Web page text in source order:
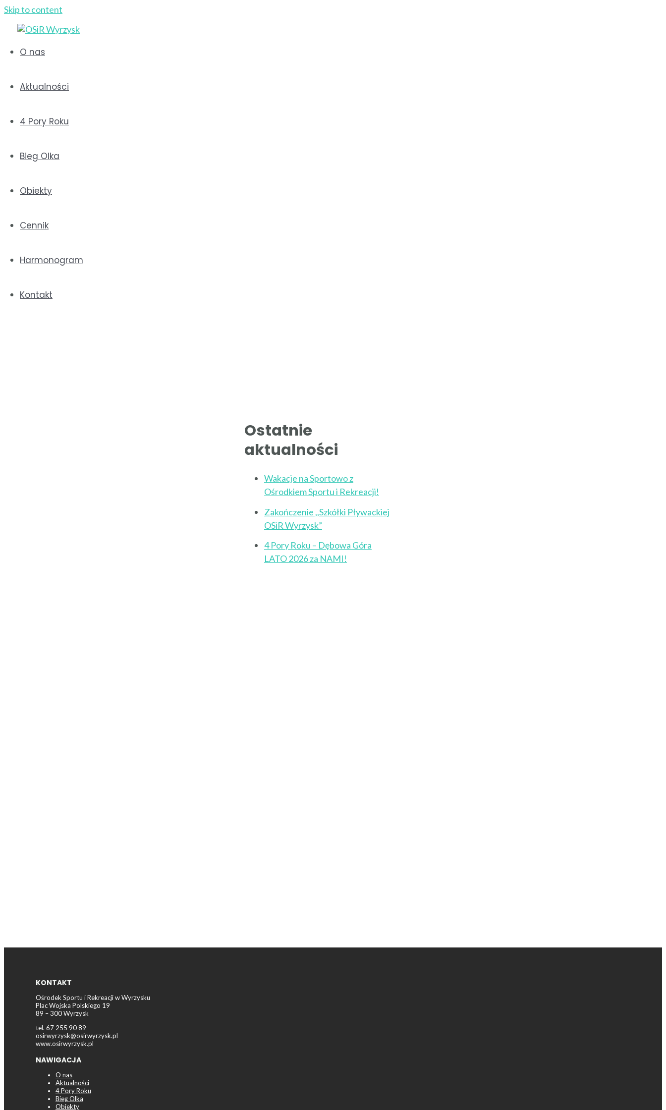
Skip to content
O nas
Aktualności
4 Pory Roku
Bieg Olka
Obiekty
Cennik
Harmonogram
Kontakt
Ośrodek Sportu i Rekreacji w Wyrzysku zaprasza do udziału w Fitness WOŚP Party.
Następny Wpis→
Ostatnie
aktualności
Wakacje na Sportowo z
Ośrodkiem Sportu i Rekreacji!
Zakończenie ,,Szkółki Pływackiej
OSiR Wyrzysk”
4 Pory Roku – Dębowa Góra
LATO 2026 za NAMI!
KONTAKT
Ośrodek Sportu i Rekreacji w Wyrzysku
Plac Wojska Polskiego 19
89 – 300 Wyrzysk
tel. 67 255 90 89
osirwyrzysk@osirwyrzysk.pl
www.osirwyrzysk.pl
NAWIGACJA
O nas
Aktualności
4 Pory Roku
Bieg Olka
Obiekty